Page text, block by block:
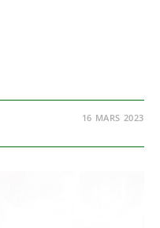
16 MARS 2023